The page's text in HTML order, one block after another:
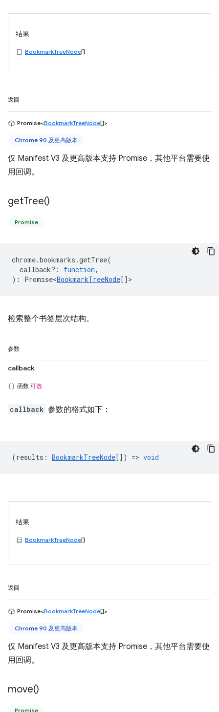
结果
BookmarkTreeNode[]
返回
Promise<BookmarkTreeNode[]>
Chrome 90 及更高版本
仅 Manifest V3 及更高版本支持 Promise，其他平台需要使
用回调。
getTree()
Promise
chrome.bookmarks .getTree(
callback? : function,
) : Promise<BookmarkTreeNode[] >
检索整个书签层次结构。
参数
callback
函数 可选
callback 参数的格式如下：
(results : BookmarkTreeNode[]) => void
结果
BookmarkTreeNode[]
返回
Promise<BookmarkTreeNode[]>
Chrome 90 及更高版本
仅 Manifest V3 及更高版本支持 Promise，其他平台需要使
用回调。
move()
Promise